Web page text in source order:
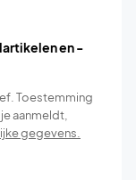
en -
Toestemming
aanmeldt,
gegevens.